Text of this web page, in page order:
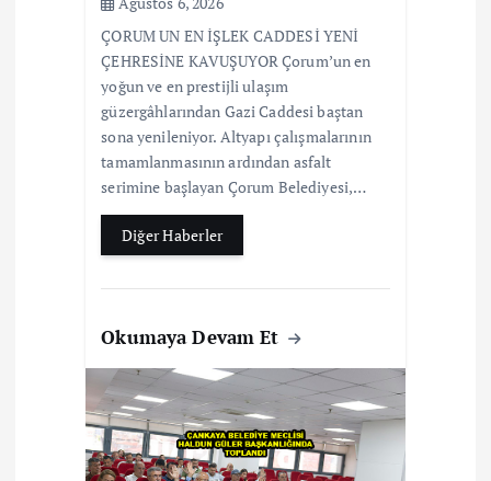
ÇORUM UN EN İŞLEK CADDESİ YENİ
ÇEHRESİNE KAVUŞUYOR Çorum’un en
yoğun ve en prestijli ulaşım
güzergâhlarından Gazi Caddesi baştan
sona yenileniyor. Altyapı çalışmalarının
tamamlanmasının ardından asfalt
serimine başlayan Çorum Belediyesi,…
Diğer Haberler
Okumaya Devam Et